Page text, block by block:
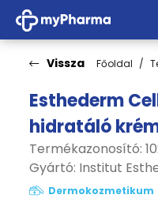
Vissza Főoldal
Esthederm
hidratáló
Termékazonosító:
Gyártó: Institut
Dermokozmetikum